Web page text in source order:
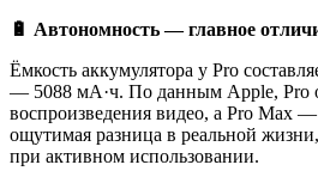
🔋 Автономность — главное
Ёмкость аккумулятора у Pro
— 5088 мА·ч. По данным Apple, Pro
воспроизведения видео, а Pro Max
ощутимая разница в реальной
при активном использовании.